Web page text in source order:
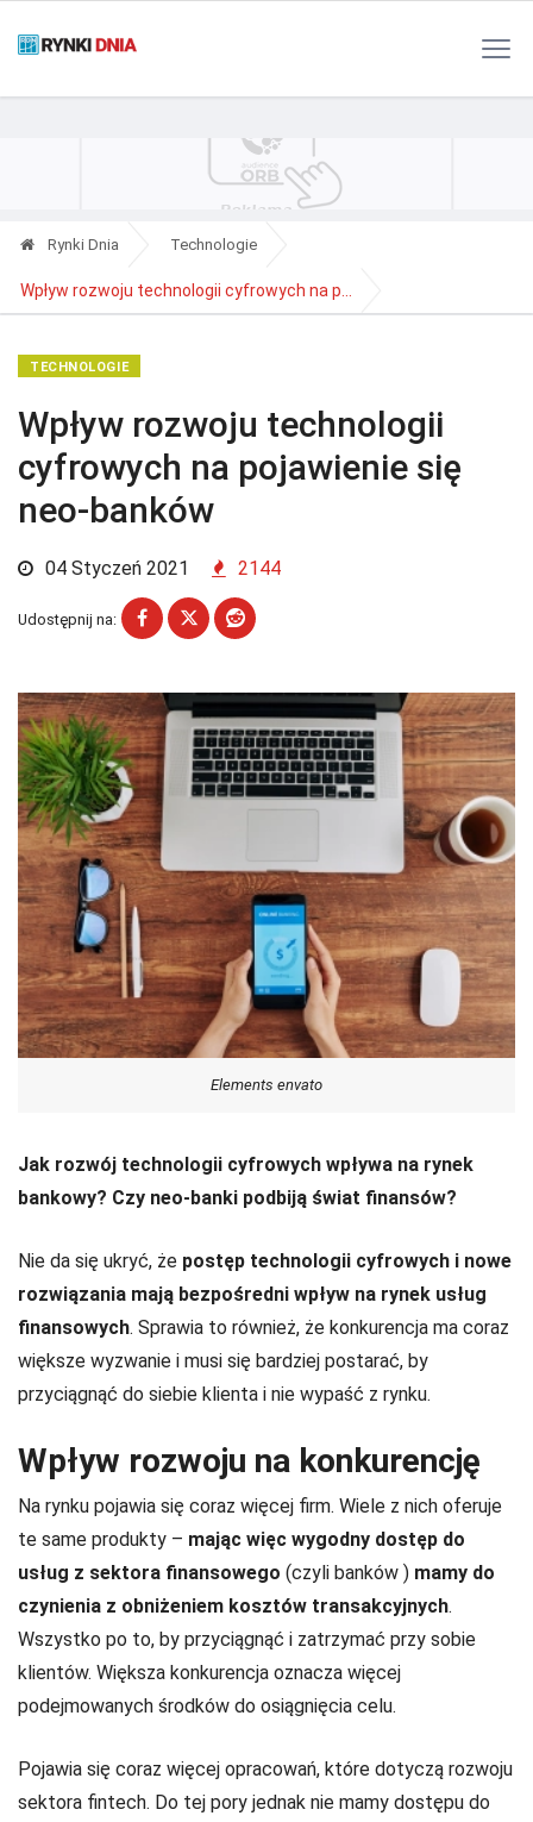
Rynki Dnia Technologie
Wpływ rozwoju technologii cyfrowych na p...
TECHNOLOGIE
Wpływ rozwoju technologii
cyfrowych na pojawienie się
neo-banków
04 Styczeń 2021 2144
Udostępnij na:
Elements envato
Jak rozwój technologii cyfrowych wpływa na rynek
bankowy? Czy neo-banki podbiją świat finansów?
Nie da się ukryć, że postęp technologii cyfrowych i nowe
rozwiązania mają bezpośredni wpływ na rynek usług
finansowych. Sprawia to również, że konkurencja ma coraz
większe wyzwanie i musi się bardziej postarać, by
przyciągnąć do siebie klienta i nie wypaść z rynku.
Wpływ rozwoju na konkurencję
Na rynku pojawia się coraz więcej firm. Wiele z nich oferuje
te same produkty – mając więc wygodny dostęp do
usług z sektora finansowego (czyli banków ) mamy do
czynienia z obniżeniem kosztów transakcyjnych.
Wszystko po to, by przyciągnąć i zatrzymać przy sobie
klientów. Większa konkurencja oznacza więcej
podejmowanych środków do osiągnięcia celu.
Pojawia się coraz więcej opracowań, które dotyczą rozwoju
sektora fintech. Do tej pory jednak nie mamy dostępu do